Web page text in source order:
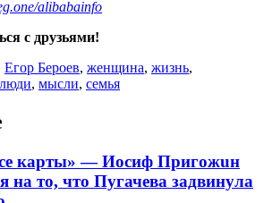
alibabainfo
с друзьями!
Егор Бероев, женщина, жизнь,
люди, мысли, семья
карты» — Иосиф Пpигожuн
на то, что Пугачева задвинула